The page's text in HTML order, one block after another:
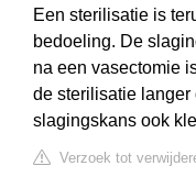
Een sterilisatie is
bedoeling. De
na een vasectomie
de sterilisatie
slagingskans ook
Verzoek tot